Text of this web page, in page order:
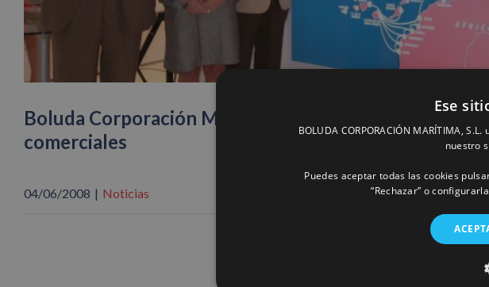
Boluda Corporación Marítima potencia su presencia
comerciales
04/06/2008 | Noticias
Ese
BOLUDA CORPORACIÓN MARÍTIMA,
nuestro
Puedes aceptar todas las cookies
“Rechazar” o